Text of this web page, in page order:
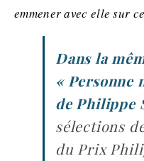
emmener avec elle sur
Dans la
« Personne
de Philippe
sélections
du Prix